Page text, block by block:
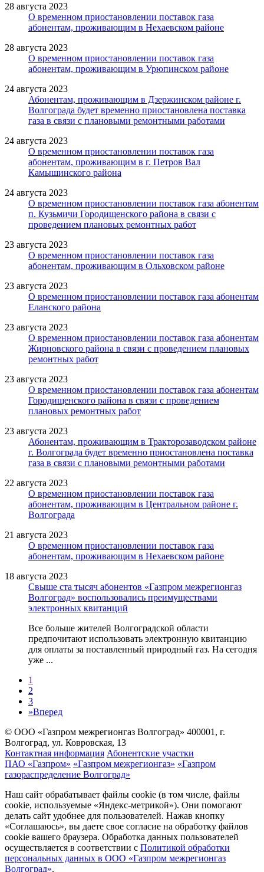
28 августа 2023
О временном приостановлении поставок газа
абонентам, проживающим в Нехаевском районе
28 августа 2023
О временном приостановлении поставок газа
абонентам, проживающим в Урюпинском районе
24 августа 2023
Абонентам, проживающим в Дзержинском районе г.
Волгограда будет временно приостановлена поставка
газа в связи с плановыми ремонтными работами
24 августа 2023
О временном приостановлении поставок газа
абонентам, проживающим в г. Петров Вал
Камышинского района
24 августа 2023
О временном приостановлении поставок газа абонентам
п. Кузьмичи Городищенского района в связи с
проведением плановых ремонтных работ
23 августа 2023
О временном приостановлении поставок газа
абонентам, проживающим в Ольховском районе
23 августа 2023
О временном приостановлении поставок газа абонентам
Еланского района
23 августа 2023
О временном приостановлении поставок газа абонентам
Жирновского района в связи с проведением плановых
ремонтных работ
23 августа 2023
О временном приостановлении поставок газа абонентам
Городищенского района в связи с проведением
плановых ремонтных работ
23 августа 2023
Абонентам, проживающим в Тракторозаводском районе
г. Волгограда будет временно приостановлена поставка
газа в связи с плановыми ремонтными работами
22 августа 2023
О временном приостановлении поставок газа
абонентам, проживающим в Центральном районе г.
Волгограда
21 августа 2023
О временном приостановлении поставок газа
абонентам, проживающим в Нехаевском районе
18 августа 2023
Свыше ста тысяч абонентов «Газпром межрегионгаз
Волгоград» воспользовались преимуществами
электронных квитанций
Все больше жителей Волгоградской области
предпочитают использовать электронную квитанцию
для оплаты за поставленный природный газ. На сегодня
уже ...
1
2
3
»Вперед
© ООО «Газпром межрегионгаз Волгоград» 400001, г.
Волгоград, ул. Ковровская, 13
Контактная информация Абонентские участки
ПАО «Газпром» «Газпром межрегионгаз» «Газпром
газораспределение Волгоград»
Наш сайт обрабатывает файлы cookie (в том числе, файлы
cookie, используемые «Яндекс-метрикой»). Они помогают
делать сайт удобнее для пользователей. Нажав кнопку
«Соглашаюсь», вы даете свое согласие на обработку файлов
cookie вашего браузера. Обработка данных пользователей
осуществляется в соответствии с Политикой обработки
персональных данных в ООО «Газпром межрегионгаз
Волгоград».